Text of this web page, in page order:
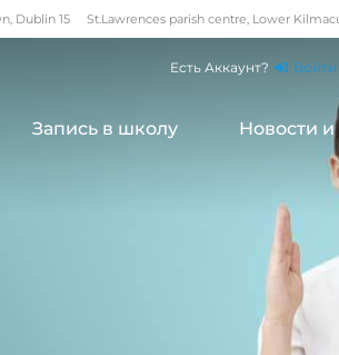
Dublin 15 St.Lawrences parish centre, Lower
Есть Аккаунт? Войти
Запись в школу Новости